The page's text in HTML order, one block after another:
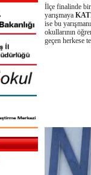
İlçe finalinde
yarışmaya
ise bu
okullarının
geçen herkese